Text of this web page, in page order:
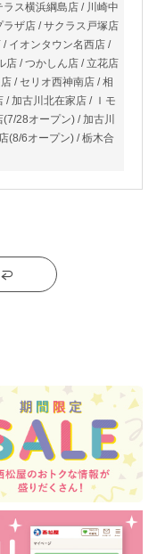
ス横浜綱島店 / 川崎中
ザ店 / サクラス戸塚店
イオンタウン名西店 /
店 / つかしん店 / 立花店
/ セリオ西神南店 / 相
/ 加古川北在家店 / Ｉモ
28オープン) / 加古川
(8/6オープン) / 栃木合